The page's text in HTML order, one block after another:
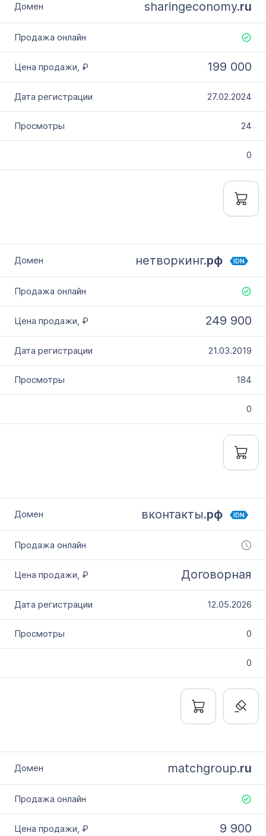
sharingeconomy.ru
199 000
27.02.2024
24
0
нетворкинг.рф IDN
249 900
21.03.2019
184
0
вконтакты.рф IDN
Договорная
12.05.2026
0
0
matchgroup.ru
9 900